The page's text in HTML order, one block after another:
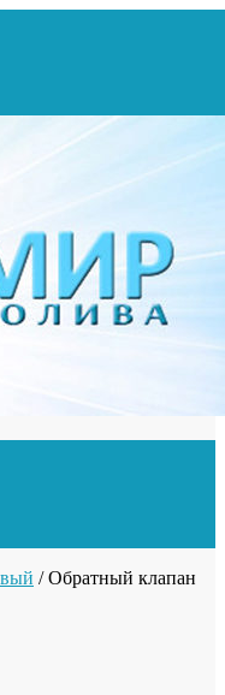
/ Обратный клапан